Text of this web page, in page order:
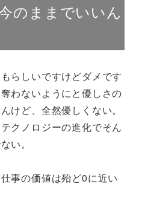
のままでいいん
らしいですけどダメです
わないようにと優しさの
けど、全然優しくない。
クノロジーの進化でそん
い。
事の価値は殆ど0に近い